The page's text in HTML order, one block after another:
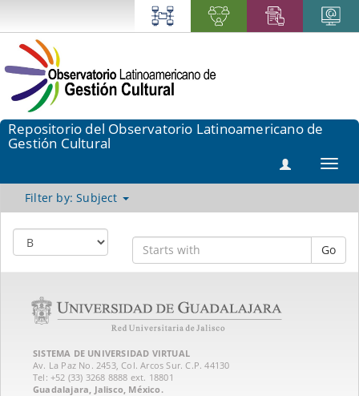
Repositorio del Observatorio Latinoamericano de
Gestión Cultural
Filter by: Subject
Go
SISTEMA DE UNIVERSIDAD VIRTUAL
Av. La Paz No. 2453, Col. Arcos Sur. C.P. 44130
Tel: +52 (33) 3268 8888‏ ext. 18801
Guadalajara, Jalisco, México.